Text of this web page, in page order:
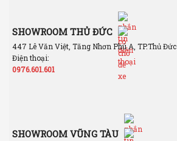
SHOWROOM THỦ ĐỨC
447 Lê Văn Việt, Tăng Nhơn Phú A, TP.Thủ Đức
Điện thoại:
0976.601.601
SHOWROOM VŨNG TÀU